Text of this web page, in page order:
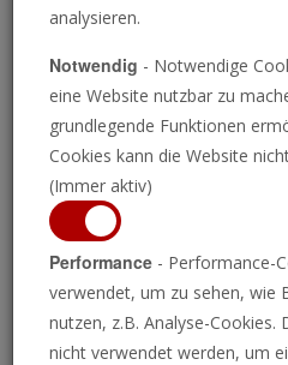
Erhalten Sie wichtige Analysen,
analysieren.
Notwendig - Notwendige
eine Website nutzbar zu
grundlegende Funktionen
Cookies kann die Website
(Immer aktiv)
Performance - Performance-
verwendet, um zu sehen, wie
nutzen, z.B. Analyse-Cookies.
nicht verwendet werden, um